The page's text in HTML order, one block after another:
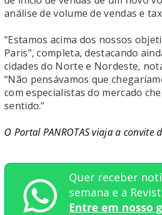
análise de volume de vendas e
“Estamos acima dos nossos
Paris”, completa, destacando
cidades do Norte e Nordeste,
“Não pensávamos que
com especialistas do mercado
sentido.”
O Portal PANROTAS viaja a
Quer receber
semana e a
Entre em nosso